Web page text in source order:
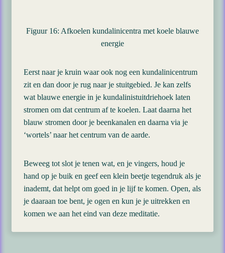
Figuur 16: Afkoelen kundalinicentra met koele blauwe
energie
Eerst naar je kruin waar ook nog een kundalinicentrum
zit en dan door je rug naar je stuitgebied. Je kan zelfs
wat blauwe energie in je kundalinistuitdriehoek laten
stromen om dat centrum af te koelen. Laat daarna het
blauw stromen door je beenkanalen en daarna via je
‘wortels’ naar het centrum van de aarde.
Beweeg tot slot je tenen wat, en je vingers, houd je
hand op je buik en geef een klein beetje tegendruk als je
inademt, dat helpt om goed in je lijf te komen. Open, als
je daaraan toe bent, je ogen en kun je je uitrekken en
komen we aan het eind van deze meditatie.